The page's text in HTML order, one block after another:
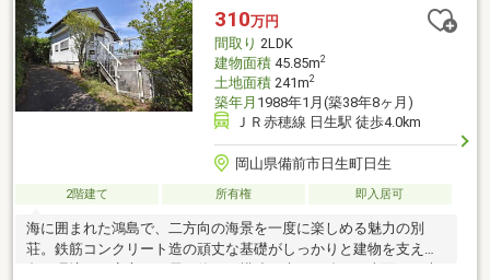
くるので即利用可能です。バルコニーはかなり広々としており屋
根付きなのでテーブルセットなどを置けば屋外のリビングルーム
としてお洒落に使えそうです。
310万円
間取り 2LDK
建物面積45.85m2
土地面積241m2
築年月 1988年1月(築38年8ヶ月)
ＪＲ赤穂線 日生駅 徒歩4.0km
岡山県備前市日生町日生
2階建て 所有権 即入居可
海に囲まれた鴻島で、二方向の海景を一度に楽しめる魅力の別
荘。鉄筋コンクリート造の頑丈な基礎がしっかりと建物を支え、
島の環境でも安心して長く使える構造が大きな強み。南面には大